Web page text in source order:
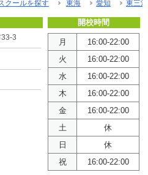
クールを探す 東海 愛知 東三河
3
開校時間
月
16:00-22:00
火
16:00-22:00
水
16:00-22:00
木
16:00-22:00
金
16:00-22:00
土
休
日
休
祝
16:00-22:00